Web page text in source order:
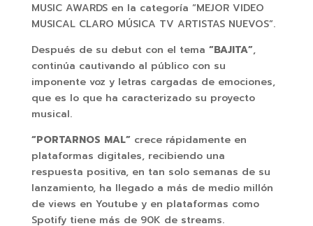
MUSIC AWARDS en la categoría “MEJOR VIDEO
MUSICAL CLARO MÚSICA TV ARTISTAS NUEVOS”.
Después de su debut con el tema “BAJITA”,
continúa cautivando al público con su
imponente voz y letras cargadas de emociones,
que es lo que ha caracterizado su proyecto
musical.
“PORTARNOS MAL”crece rápidamente en
plataformas digitales, recibiendo una
respuesta positiva, en tan solo semanas de su
lanzamiento, ha llegado a más de medio millón
de views en Youtube y en plataformas como
Spotify tiene más de 90K de streams.